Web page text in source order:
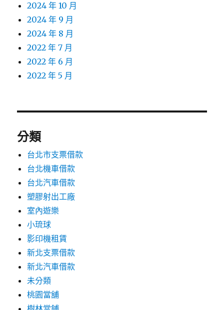
2024 年 10 月
2024 年 9 月
2024 年 8 月
2022 年 7 月
2022 年 6 月
2022 年 5 月
分類
台北市支票借款
台北機車借款
台北汽車借款
塑膠射出工廠
室內遊樂
小琉球
影印機租賃
新北支票借款
新北汽車借款
未分類
桃園當舖